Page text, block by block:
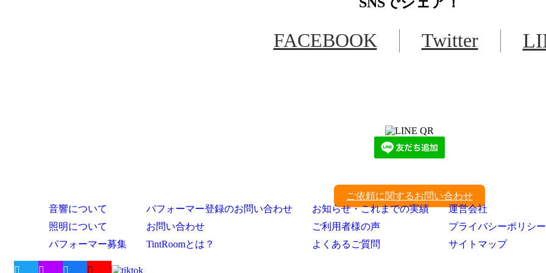
FACEBOOK Twitter
ご依頼に関するお問い合わせ
音響について
照明について
パフォーマー募集
パフォーマー登録のお問い合わせ
お問い合わせ
TintRoomとは？
お知らせ・これまでの実績
ご利用者様の声
よくあるご質問
運営会社
プライバシーポリシー
サイトマップ